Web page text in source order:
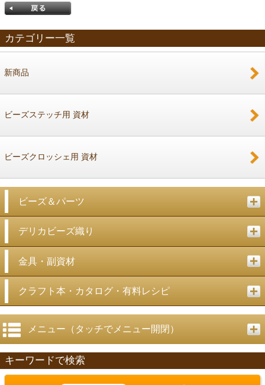
カテゴリー一覧
新商品
ビーズステッチ用 資材
ビーズクロッシェ用 資材
ビーズ＆パーツ
デリカビーズ織り
金具・副資材
クラフト本・カタログ・有料レシピ
メニュー（タッチでメニュー開閉）
キーワードで検索